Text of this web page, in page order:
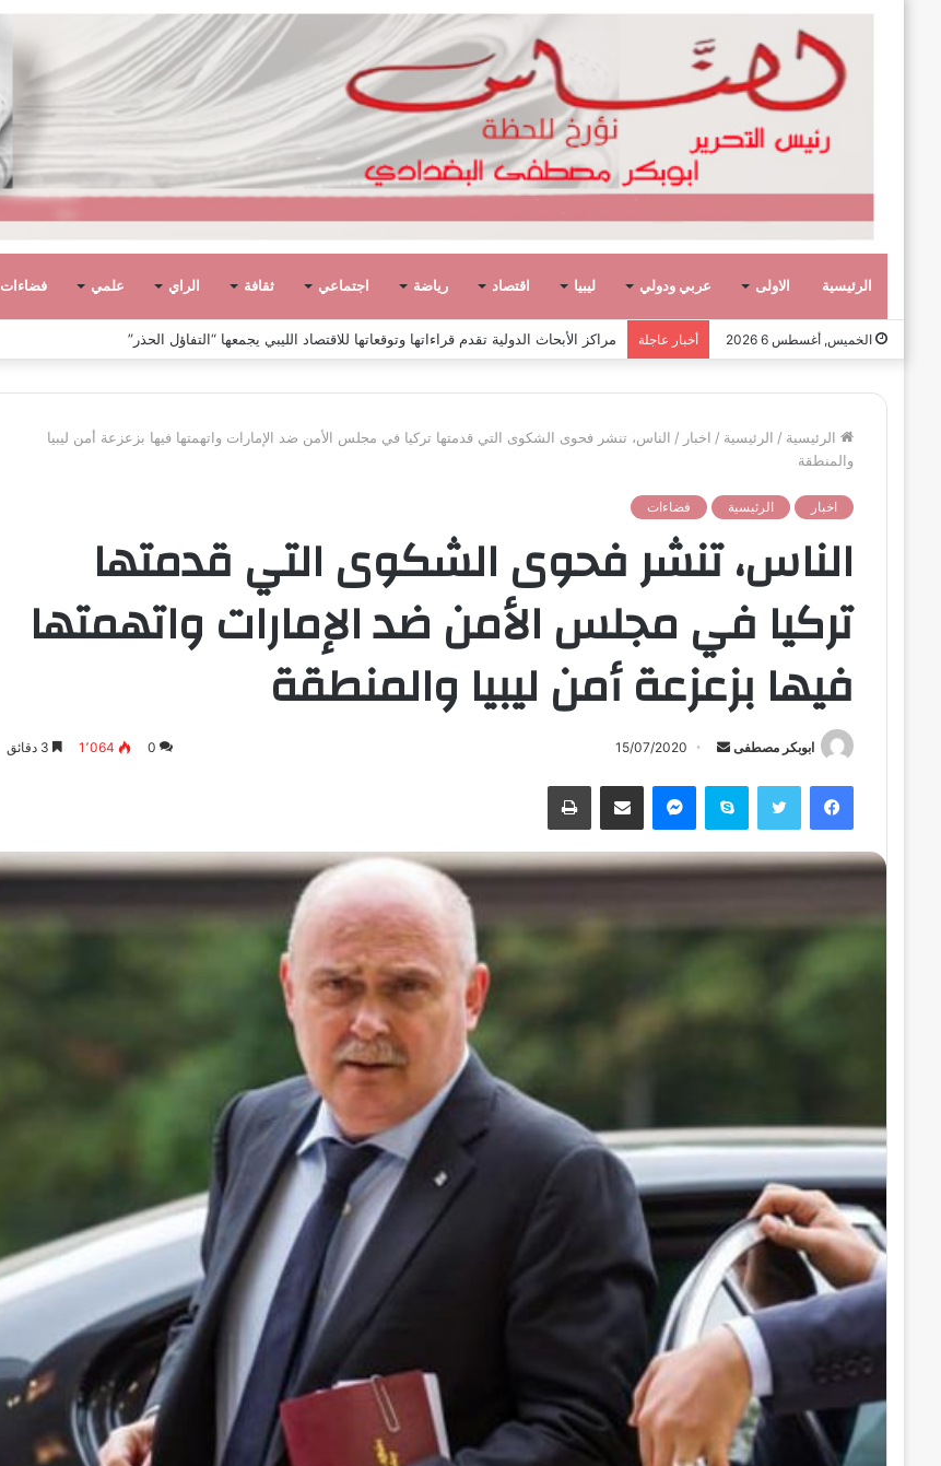
الرئيسية الاولى عربي ودولي ليبيا اقتصاد رياضة اجتماعي ثقافة الراي علمي فضاءات
الخميس, أغسطس 6 2026 أخبار عاجلة عشر حكومات وأحد عشر تشكيلاً وزارياً في ليبيا بين الاستقلال والانقلاب (1951 – 1969)
الرئيسية / الرئيسية / اخبار / الناس، تنشر فحوى الشكوى التي قدمتها تركيا في مجلس الأمن ضد الإمارات واتهمتها فيها بزعزعة أمن ليبيا
والمنطقة
اخبار الرئيسية فضاءات
الناس، تنشر فحوى الشكوى التي قدمتها
تركيا في مجلس الأمن ضد الإمارات واتهمتها
فيها بزعزعة أمن ليبيا والمنطقة
ابوبكر مصطفى
أ
ب
د
ل
ن
ا
15/07/2020
0 1٬064
فيسبوك تويتر سكايب ماسنجر مشاركة عبر البريد طباعة